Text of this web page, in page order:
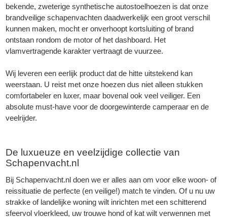
bekende, zweterige synthetische autostoelhoezen is dat onze
brandveilige schapenvachten daadwerkelijk een groot verschil
kunnen maken, mocht er onverhoopt kortsluiting of brand
ontstaan rondom de motor of het dashboard. Het
vlamvertragende karakter vertraagt de vuurzee.
Wij leveren een eerlijk product dat de hitte uitstekend kan
weerstaan. U reist met onze hoezen dus niet alleen stukken
comfortabeler en luxer, maar bovenal ook veel veiliger. Een
absolute must-have voor de doorgewinterde camperaar en de
veelrijder.
De luxueuze en veelzijdige collectie van
Schapenvacht.nl
Bij Schapenvacht.nl doen we er alles aan om voor elke woon- of
reissituatie de perfecte (en veilige!) match te vinden. Of u nu uw
strakke of landelijke woning wilt inrichten met een schitterend
sfeervol vloerkleed, uw trouwe hond of kat wilt verwennen met